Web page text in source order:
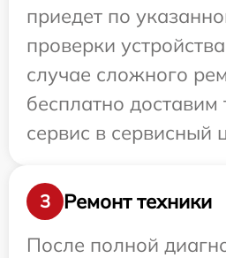
приедет по
проверки
случае сложного
бесплатно доставим
сервис в сервисный
3
Ремонт техники
После полной